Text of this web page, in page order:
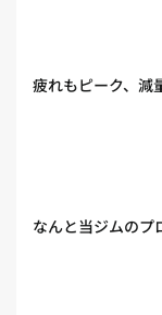
疲れもピーク、減
なんと当ジムのプ